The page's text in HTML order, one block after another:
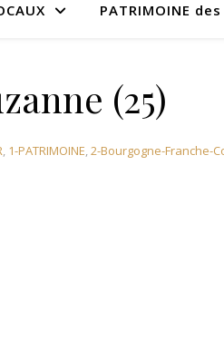
PATRIMOINE des
(25)
, 1-PATRIMOINE,2-Bourgogne-Franche-